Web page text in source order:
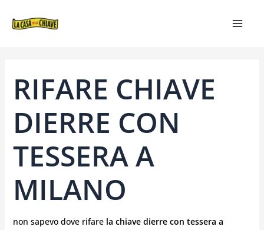
RIFARE CHIAVE
DIERRE CON
TESSERA A
MILANO
non sapevo dove rifarela chiave dierre con tessera a
ARTICOLI